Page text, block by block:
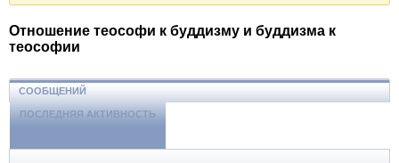
Отношение теософи к буддизму и буддизма к
теософии
СООБЩЕНИЙ
ПОСЛЕДНЯЯ АКТИВНОСТЬ